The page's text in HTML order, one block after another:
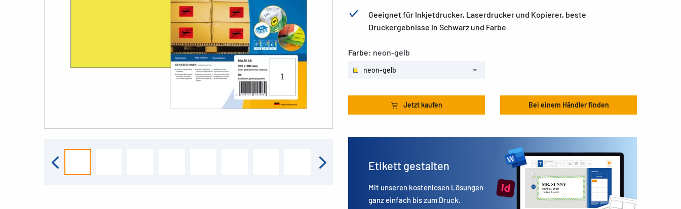
Geeignet für Inkjetdrucker, Laserdrucker und Kopierer, beste
Druckergebnisse in Schwarz und Farbe
Farbe: neon-gelb
neon-gelb
Jetzt kaufen Bei einem Händler finden
Etikett gestalten
Mit unseren kostenlosen Lösungen
ganz einfach bis zum Druck.